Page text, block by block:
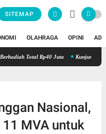
SITEMAP
OLAHRAGA OPINI
Total Rp40 Juta Kunjungi Booth
Nasional,
MVA untuk